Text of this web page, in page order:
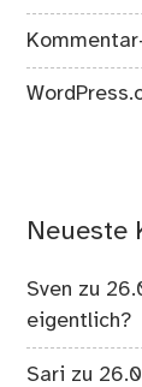
Neueste
Sven zu
eigentlich?
Sari zu